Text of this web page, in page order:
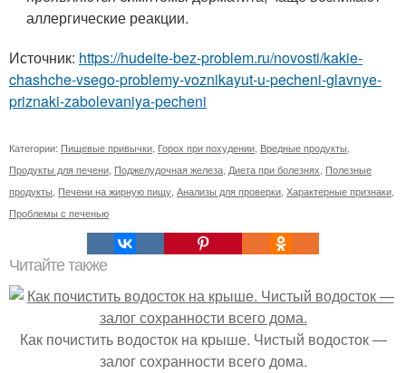
аллергические реакции.
Источник: https://hudeite-bez-problem.ru/novosti/kakie-
chashche-vsego-problemy-voznikayut-u-pecheni-glavnye-
priznaki-zabolevaniya-pecheni
Категории: Пищевые привычки Горох при похудении Вредные продукты
Продукты для печени Поджелудочная железа Диета при болезнях Полезные
продукты Печени на жирную пищу Анализы для проверки Характерные признаки
Проблемы с печенью
Читайте также
Как почистить водосток на крыше. Чистый водосток —
залог сохранности всего дома.